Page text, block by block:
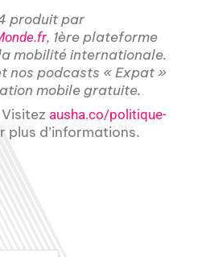
produit par
, 1ère plateforme
mobilité internationale.
nos podcasts « Expat »
mobile gratuite.
ausha.co/politique-
plus d’informations.